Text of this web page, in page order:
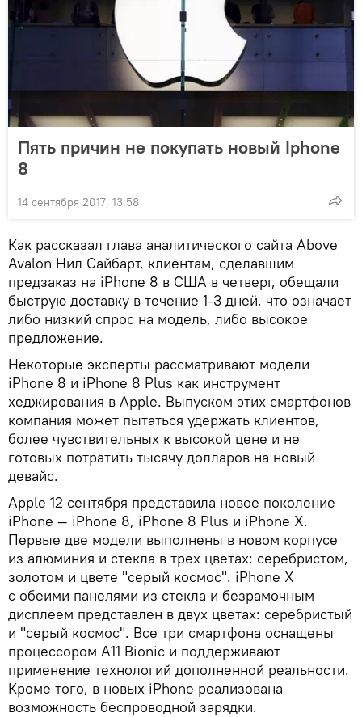
Пять причин не покупать новый Iphone
8
14 сентября 2017, 13:58
Как рассказал глава аналитического сайта Above
Avalon Нил Сайбарт, клиентам, сделавшим
предзаказ на iPhone 8 в США в четверг, обещали
быструю доставку в течение 1-3 дней, что означает
либо низкий спрос на модель, либо высокое
предложение.
Некоторые эксперты рассматривают модели
iPhone 8 и iPhone 8 Plus как инструмент
хеджирования в Apple. Выпуском этих смартфонов
компания может пытаться удержать клиентов,
более чувствительных к высокой цене и не
готовых потратить тысячу долларов на новый
девайс.
Apple 12 сентября представила новое поколение
iPhone — iPhone 8, iPhone 8 Plus и iPhone Х.
Первые две модели выполнены в новом корпусе
из алюминия и стекла в трех цветах: серебристом,
золотом и цвете "серый космос". iPhone X
с обеими панелями из стекла и безрамочным
дисплеем представлен в двух цветах: серебристый
и "серый космос". Все три смартфона оснащены
процессором A11 Bionic и поддерживают
применение технологий дополненной реальности.
Кроме того, в новых iPhone реализована
возможность беспроводной зарядки.